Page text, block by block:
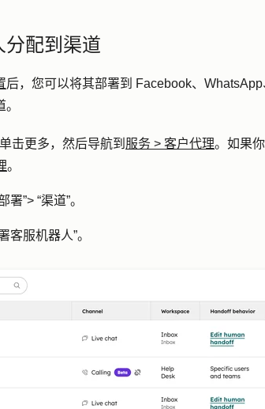
配到渠道
后，您可以将其部署到 Facebook、WhatsApp
击更多，然后导航到 服务 > 客户代理。如果
。
署”> “渠道”。
客服机器人”。